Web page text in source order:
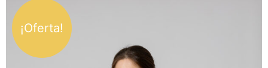
¡Oferta!